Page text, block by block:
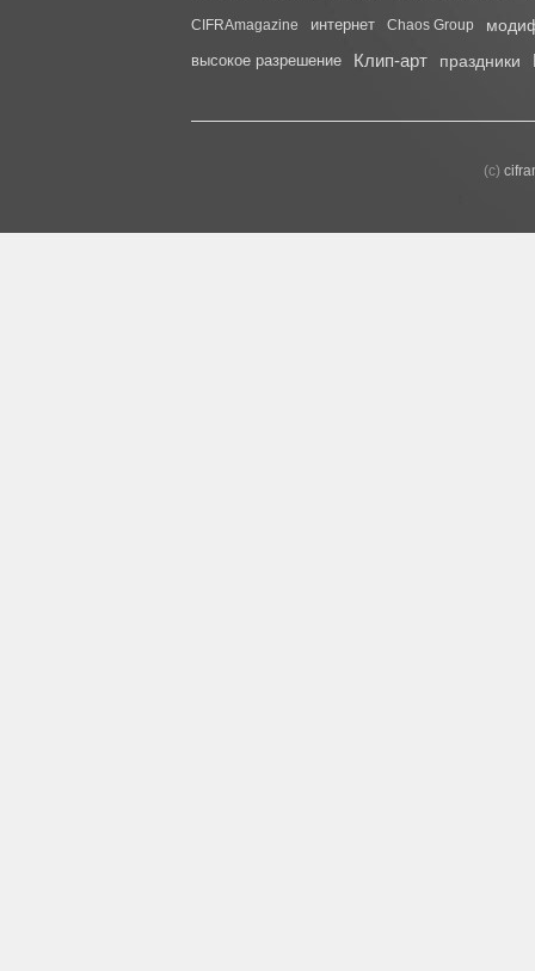
CIFRAmagazine интернет Chaos Group
высокое разрешение Клип-арт праздники
(с)